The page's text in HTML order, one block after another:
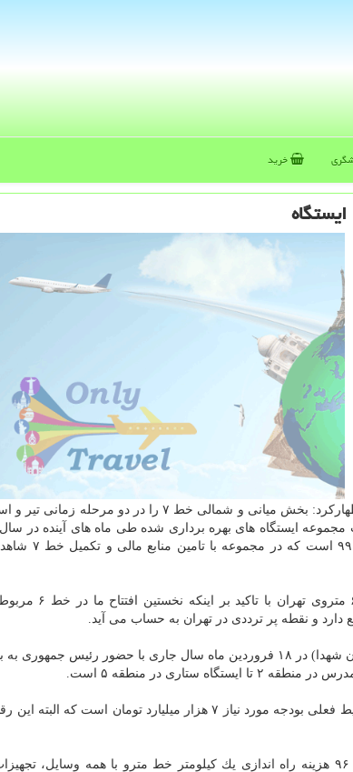
خرید
وی با تاكید بر اینكه اولویت ما تكمیل خطوط ۶ و ۷ متروی تهران است، اظهاركرد: بخش میانی و شمالی خط ۷ را در دو مرحله
مدیرعامل شركت راه آهن شهری تهران و حومه (مترو) در مورد خط ۶ متروی تهران
امام با اشاره به اینكه ۹ كیلومتر جنوبی خط ۶ (حد فاصل دولت آباد تا میدان شهدا) در ۱۸ فروردین ماه سال جاری با حضور رئیس
در منطقه ۵ است.
وی در مورد بودجه مورد نیاز برای تكمیل خطوط ۶ و ۷ اظهاركرد: در شرایط فعلی بودجه مورد نیاز ۷ هزار میلیارد تومان است كه
مدیرعامل شركت راه آهن شهری تهران و حومه (مترو) افزود: در سال ۹۶ هزینه راه اندازی یك كیلومتر خط مترو با همه وسایل،